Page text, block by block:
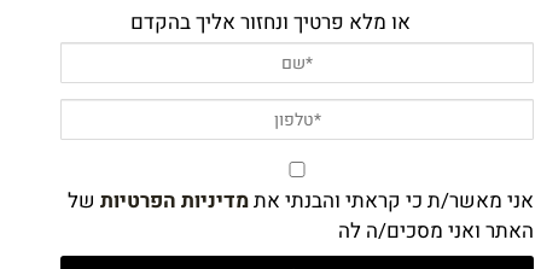
או מלא פרטיך ונחזור אליך בהקדם
אני מאשר/ת כי קראתי והבנתי אתמדיניות הפרטיות של
האתר ואני מסכים/ה לה